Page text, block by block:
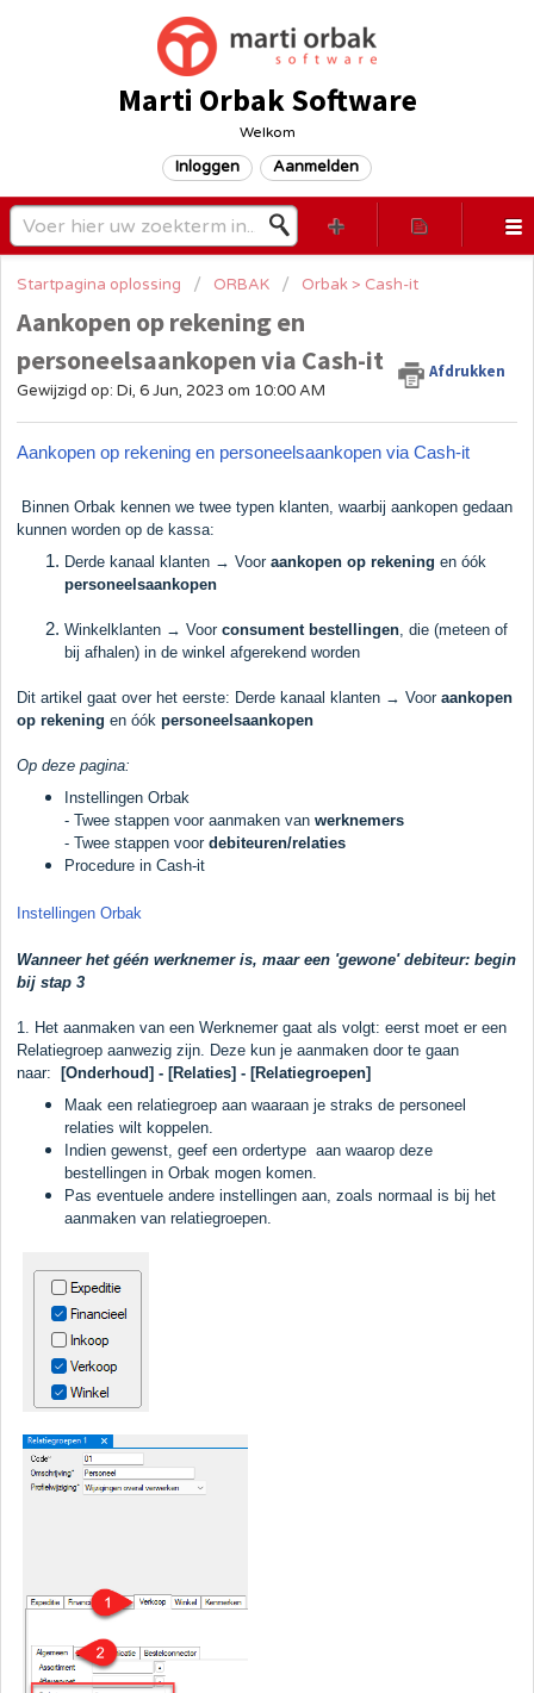
Marti Orbak Software
Welkom
Inloggen Aanmelden
Startpagina oplossing ORBAK Orbak > Cash-it
Aankopen op rekening en
personeelsaankopen via Cash-it
Afdrukken
Gewijzigd op: Di, 6 Jun, 2023 om 10:00 AM
Aankopen op rekening en personeelsaankopen via Cash-it
Binnen Orbak kennen we twee typen klanten, waarbij aankopen gedaan
kunnen worden op de kassa:
Derde kanaal klanten → Voor aankopen op rekening en óók
personeelsaankopen
Winkelklanten → Voor consument bestellingen , die (meteen of
bij afhalen) in de winkel afgerekend worden
Dit artikel gaat over het eerste: Derde kanaal klanten → Voor aankopen
op rekening en óók personeelsaankopen
Op deze pagina:
Instellingen Orbak
- Twee stappen voor aanmaken van werknemers
- Twee stappen voor debiteuren/relaties
Procedure in Cash-it
Instellingen Orbak
Wanneer het géén werknemer is, maar een 'gewone' debiteur: begin
bij stap 3
1. Het aanmaken van een Werknemer gaat als volgt: eerst moet er een
Relatiegroep aanwezig zijn. Deze kun je aanmaken door te gaan
naar: [Onderhoud] - [Relaties] - [Relatiegroepen]
Maak een relatiegroep aan waaraan je straks de personeel
relaties wilt koppelen.
Indien gewenst, geef een ordertype aan waarop deze
bestellingen in Orbak mogen komen.
Pas eventuele andere instellingen aan, zoals normaal is bij het
aanmaken van relatiegroepen.